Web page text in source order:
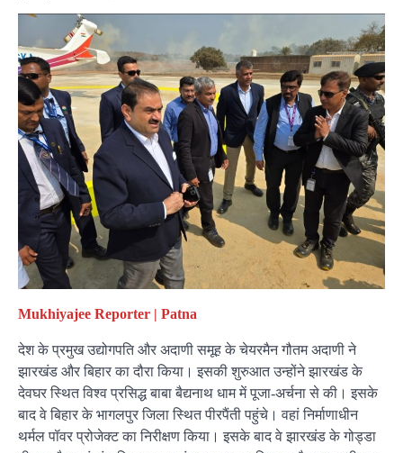
Mukhiyajee Reporter | Patna
देश के प्रमुख उद्योगपति और अदाणी समूह के चेयरमैन गौतम अदाणी ने
झारखंड और बिहार का दौरा किया। इसकी शुरुआत उन्होंने झारखंड के
देवघर स्थित विश्व प्रसिद्ध बाबा बैद्यनाथ धाम में पूजा-अर्चना से की। इसके
बाद वे बिहार के भागलपुर जिला स्थित पीरपैंती पहुंचे। वहां निर्माणाधीन
थर्मल पॉवर प्रोजेक्ट का निरीक्षण किया। इसके बाद वे झारखंड के गोड्डा